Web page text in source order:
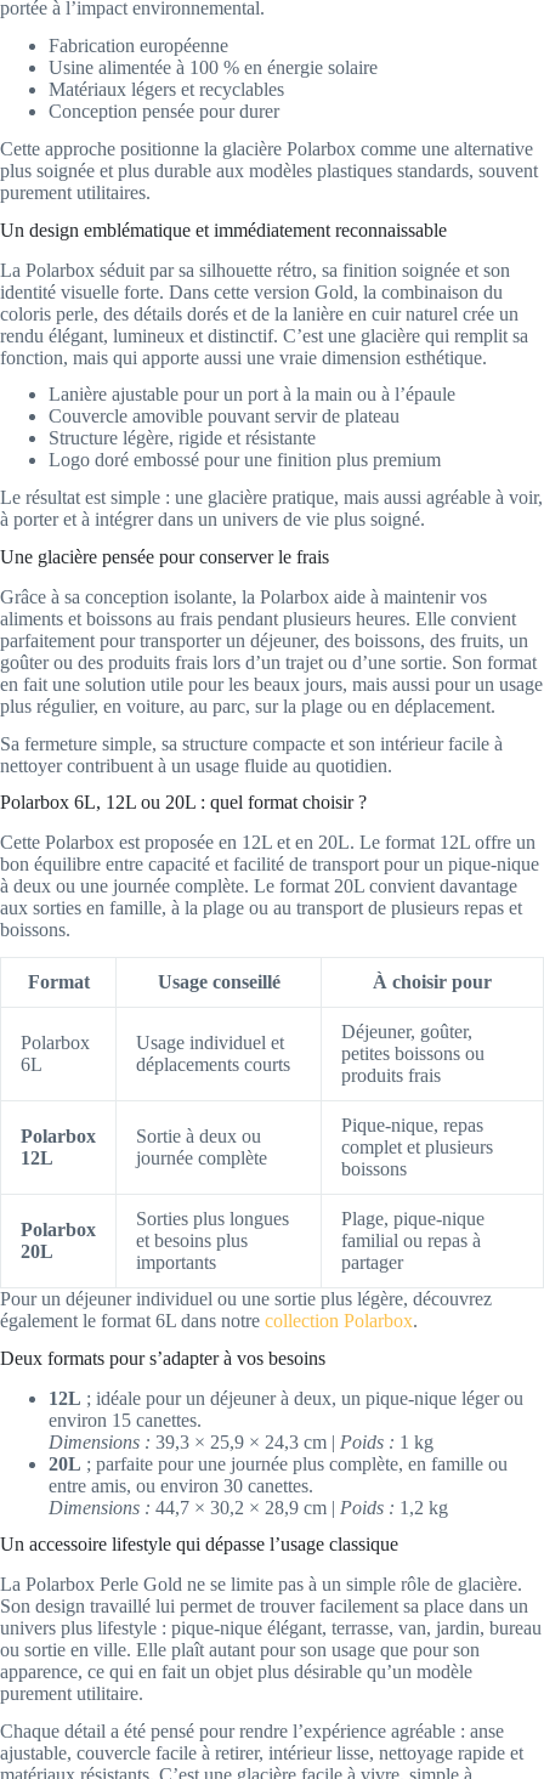
portée à l’impact environnemental.
Fabrication européenne
Usine alimentée à 100 % en énergie solaire
Matériaux légers et recyclables
Conception pensée pour durer
Cette approche positionne la glacière Polarbox comme une alternative
plus soignée et plus durable aux modèles plastiques standards, souvent
purement utilitaires.
Un design emblématique et immédiatement reconnaissable
La Polarbox séduit par sa silhouette rétro, sa finition soignée et son
identité visuelle forte. Dans cette version Gold, la combinaison du
coloris perle, des détails dorés et de la lanière en cuir naturel crée un
rendu élégant, lumineux et distinctif. C’est une glacière qui remplit sa
fonction, mais qui apporte aussi une vraie dimension esthétique.
Lanière ajustable pour un port à la main ou à l’épaule
Couvercle amovible pouvant servir de plateau
Structure légère, rigide et résistante
Logo doré embossé pour une finition plus premium
Le résultat est simple : une glacière pratique, mais aussi agréable à voir,
à porter et à intégrer dans un univers de vie plus soigné.
Une glacière pensée pour conserver le frais
Grâce à sa conception isolante, la Polarbox aide à maintenir vos
aliments et boissons au frais pendant plusieurs heures. Elle convient
parfaitement pour transporter un déjeuner, des boissons, des fruits, un
goûter ou des produits frais lors d’un trajet ou d’une sortie. Son format
en fait une solution utile pour les beaux jours, mais aussi pour un usage
plus régulier, en voiture, au parc, sur la plage ou en déplacement.
Sa fermeture simple, sa structure compacte et son intérieur facile à
nettoyer contribuent à un usage fluide au quotidien.
Polarbox 6L, 12L ou 20L : quel format choisir ?
Cette Polarbox est proposée en 12L et en 20L. Le format 12L offre un
bon équilibre entre capacité et facilité de transport pour un pique-nique
à deux ou une journée complète. Le format 20L convient davantage
aux sorties en famille, à la plage ou au transport de plusieurs repas et
boissons.
Format Usage conseillé À choisir pour
Polarbox
6L
Usage individuel et
déplacements courts
Déjeuner, goûter,
petites boissons ou
produits frais
Polarbox
12L
Sortie à deux ou
journée complète
Pique-nique, repas
complet et plusieurs
boissons
Polarbox
20L
Sorties plus longues
et besoins plus
importants
Plage, pique-nique
familial ou repas à
partager
Pour un déjeuner individuel ou une sortie plus légère, découvrez
également le format 6L dans notre collection Polarbox.
Deux formats pour s’adapter à vos besoins
12L ; idéale pour un déjeuner à deux, un pique-nique léger ou
environ 15 canettes.
Dimensions : 39,3 × 25,9 × 24,3 cm | Poids : 1 kg
20L ; parfaite pour une journée plus complète, en famille ou
entre amis, ou environ 30 canettes.
Dimensions : 44,7 × 30,2 × 28,9 cm | Poids : 1,2 kg
Un accessoire lifestyle qui dépasse l’usage classique
La Polarbox Perle Gold ne se limite pas à un simple rôle de glacière.
Son design travaillé lui permet de trouver facilement sa place dans un
univers plus lifestyle : pique-nique élégant, terrasse, van, jardin, bureau
ou sortie en ville. Elle plaît autant pour son usage que pour son
apparence, ce qui en fait un objet plus désirable qu’un modèle
purement utilitaire.
Chaque détail a été pensé pour rendre l’expérience agréable : anse
ajustable, couvercle facile à retirer, intérieur lisse, nettoyage rapide et
matériaux résistants. C’est une glacière facile à vivre, simple à